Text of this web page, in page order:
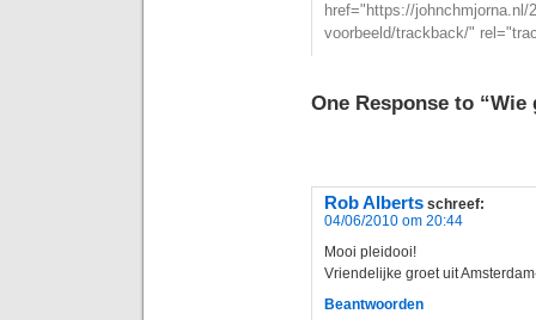
href="https://johnchmjorna.nl/
voorbeeld/trackback/"
One Response to
Rob Alberts schreef:
04/06/2010 om 20:44
Mooi pleidooi!
Vriendelijke groet uit
Beantwoorden